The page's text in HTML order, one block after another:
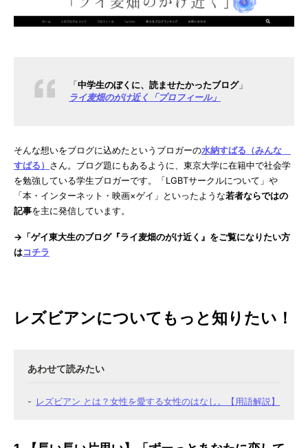
「中学生のぼくに、読ませたかったブログ」
ライ麦畑のがけ近く「プロフィール」
そんな想いをブログに込めたというブロガーの水納すばる（みんな
すばる） さん。ブログ題にもあるように、東京大学に在籍中で社会学
を勉強している学生ブロガーです。「LGBTサークルについて」や
「本・インターネット・映画×ゲイ」といったような若者ならではの
記事を主に発信しています。
→「ゲイ東大生のブログ『ライ麦畑のがけ近く』をご覧になりたい方
はコチラ
レズビアンについてもっと知りたい！
レズビアン とは？女性を愛する女性のはなし。【用語解説】